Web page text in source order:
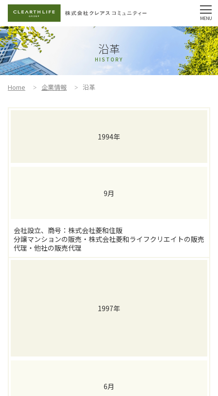
沿革
HISTORY
Home 企業情報 沿革
1994年
9月
会社設立、商号：株式会社菱和住販
分譲マンションの販売・株式会社菱和ライフクリエイトの販売
代理・他社の販売代理
1997年
6月